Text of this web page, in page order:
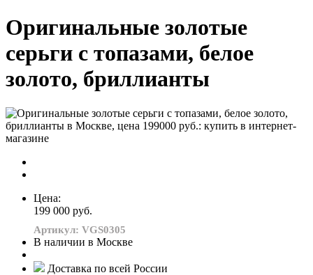
Оригинальные золотые
серьги с топазами, белое
золото, бриллианты
Цена:
199 000 руб.
Артикул: VGS0305
В наличии в Москве
Доставка по всей России